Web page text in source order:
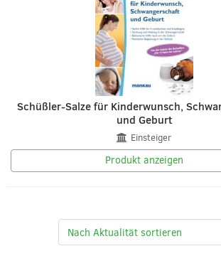
Schüßler-Salze für Kinderwunsch,
und Geburt
Einsteiger
Produkt anzeigen